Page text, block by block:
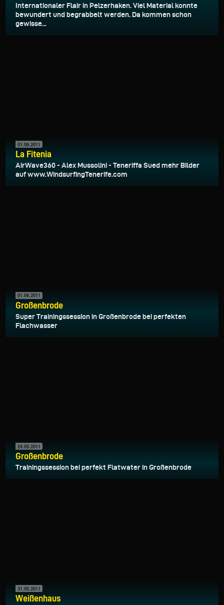
Internationaler Flair in Pelzerhaken. Viel Material konnte
bewundert und begrabbelt werden. Da kommen schon
gewisse...
01.06.2011
La Fitenia
AirWave360 - Alex Mussolini - Teneriffa Sued mehr Bilder
auf www.WindsurfingTenerife.com
01.06.2011
Großenbrode
Super Trainingssession in Großenbrode bei perfekten
Flachwasser
24.05.2011
Großenbrode
Trainingssession bei perfekt Flatwater in Großenbrode
31.05.2011
Weißenhaus